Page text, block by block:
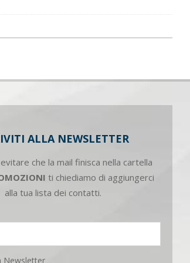
ALLA NEWSLETTER
che la mail finisca nella cartella
ti chiediamo di aggiungerci
alla tua lista dei contatti.
Newsletter